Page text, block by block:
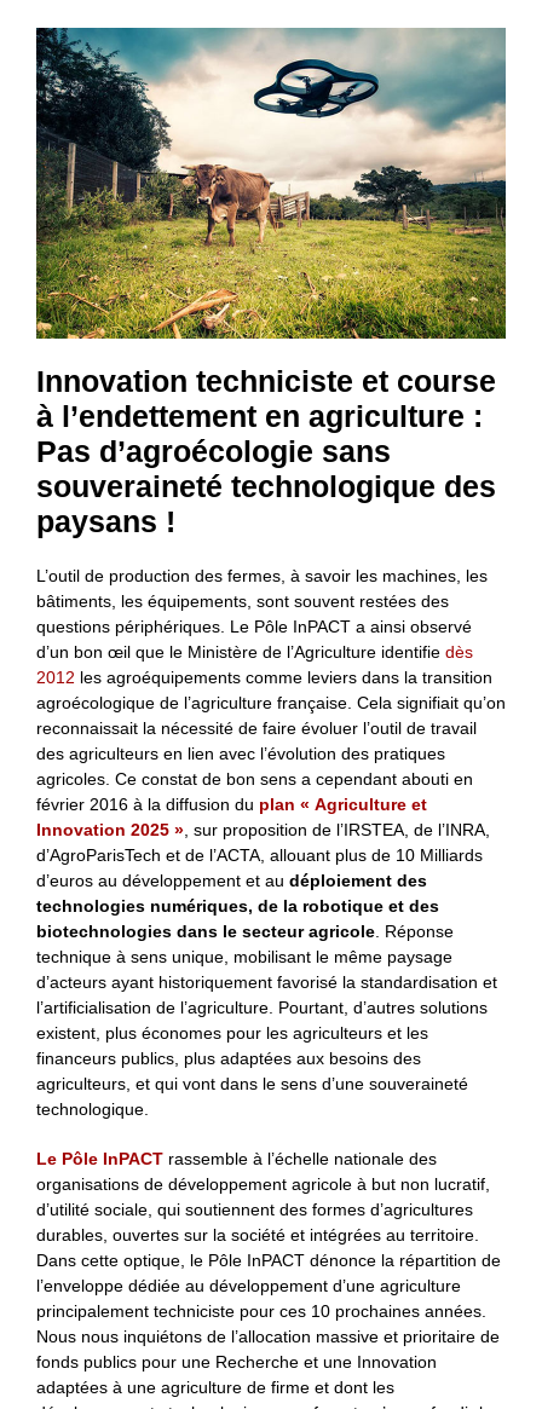
Innovation techniciste et course
à l’endettement en agriculture :
Pas d’agroécologie sans
souveraineté technologique des
paysans !
L’outil de production des fermes, à savoir les machines, les
bâtiments, les équipements, sont souvent restées des
questions périphériques. Le Pôle InPACT a ainsi observé
d’un bon œil que le Ministère de l’Agriculture identifie dès
2012 les agroéquipements comme leviers dans la transition
agroécologique de l’agriculture française. Cela signifiait qu’on
reconnaissait la nécessité de faire évoluer l’outil de travail
des agriculteurs en lien avec l’évolution des pratiques
agricoles. Ce constat de bon sens a cependant abouti en
février 2016 à la diffusion du plan « Agriculture et
Innovation 2025 » , sur proposition de l’IRSTEA, de l’INRA,
d’AgroParisTech et de l’ACTA, allouant plus de 10 Milliards
d’euros au développement et au déploiement des
technologies numériques, de la robotique et des
biotechnologies dans le secteur agricole . Réponse
technique à sens unique, mobilisant le même paysage
d’acteurs ayant historiquement favorisé la standardisation et
l’artificialisation de l’agriculture. Pourtant, d’autres solutions
existent, plus économes pour les agriculteurs et les
financeurs publics, plus adaptées aux besoins des
agriculteurs, et qui vont dans le sens d’une souveraineté
technologique.
Le Pôle InPACT rassemble à l’échelle nationale des
organisations de développement agricole à but non lucratif,
d’utilité sociale, qui soutiennent des formes d’agricultures
durables, ouvertes sur la société et intégrées au territoire.
Dans cette optique, le Pôle InPACT dénonce la répartition de
l’enveloppe dédiée au développement d’une agriculture
principalement techniciste pour ces 10 prochaines années.
Nous nous inquiétons de l’allocation massive et prioritaire de
fonds publics pour une Recherche et une Innovation
adaptées à une agriculture de firme et dont les